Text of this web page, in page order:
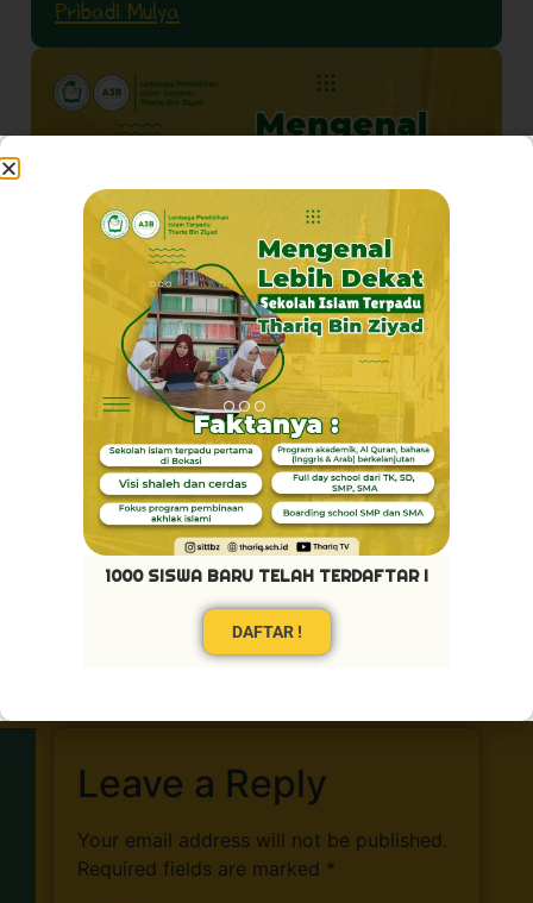
Pribadi Mulya
Leave a Reply
Your email address will not be published.
Required fields are marked *
1000 SISWA BARU TELAH TERDAFTAR !
DAFTAR !